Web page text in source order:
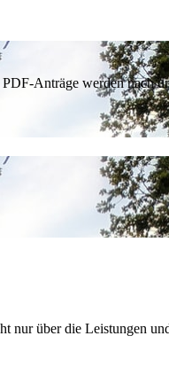
Anträge werden nach
nur über die Leistungen